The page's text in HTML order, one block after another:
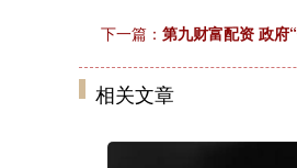
下一篇： 第九财富配资 政府
相关文章